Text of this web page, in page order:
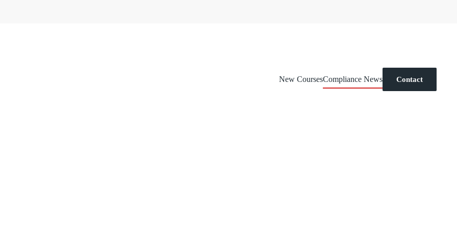
New CoursesCompliance News Contact